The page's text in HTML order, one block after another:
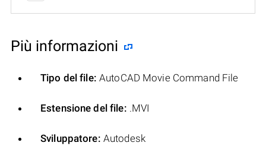
Più informazioni
Tipo del file: AutoCAD Movie Command File
Estensione del file: .MVI
Sviluppatore: Autodesk